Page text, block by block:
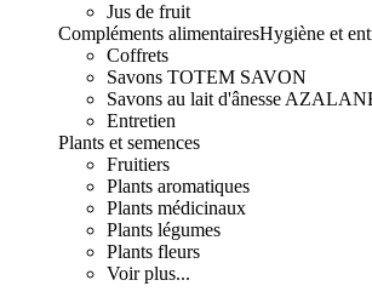
Jus de fruit
Compléments alimentairesHygiène et
Coffrets
Savons TOTEM SAVON
Savons au lait d'ânesse
Entretien
Plants et semences
Fruitiers
Plants aromatiques
Plants médicinaux
Plants légumes
Plants fleurs
Voir plus...